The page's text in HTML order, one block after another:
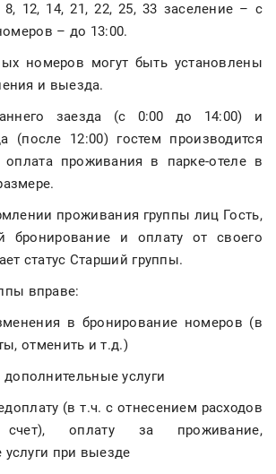
12, 14, 21, 22, 25, 33 заселение – с
– до 13:00.
номеров могут быть установлены
и выезда.
заезда (с 0:00 до 14:00) и
(после 12:00) гостем производится
оплата проживания в парке-отеле в
проживания группы лиц Гость,
бронирование и оплату от своего
статус Старший группы.
вправе:
в бронирование номеров (в
отменить и т.д.)
дополнительные услуги
(в т.ч. с отнесением расходов
оплату за проживание,
при выезде